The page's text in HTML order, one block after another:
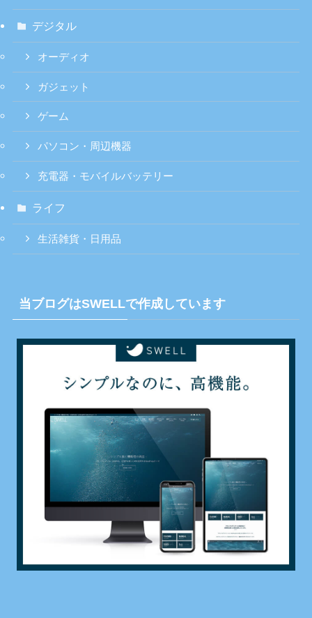
デジタル
オーディオ
ガジェット
ゲーム
パソコン・周辺機器
充電器・モバイルバッテリー
ライフ
生活雑貨・日用品
当ブログはSWELLで作成しています